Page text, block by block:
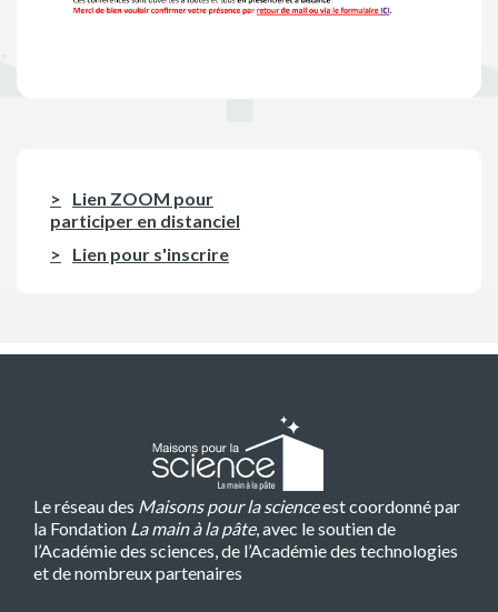
Lien ZOOM pour
participer en distanciel
Lien pour s'inscrire
Le réseau des Maisons pour la scienceest coordonné par
la Fondation La main à la pâte, avec le soutien de
l’Académie des sciences, de l’Académie des technologies
et de nombreux partenaires